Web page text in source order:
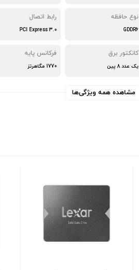
نوع حافظه
GDDR6
رابط اتصال
PCI Express 3.0
کانکتور برق
یک عدد 8 پین
فرکانس پایه
1770 مگاهرتز
مشاهده همه ویژگی‌ها